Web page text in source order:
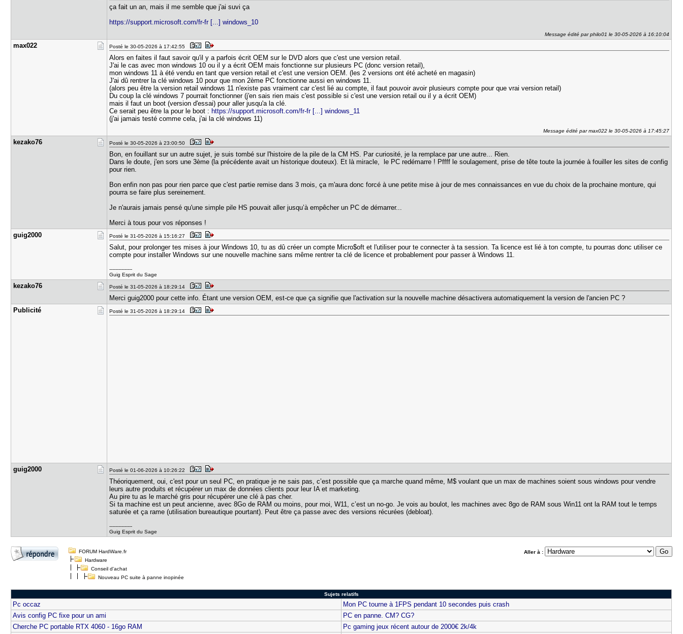
ça fait un an, mais il me semble que j'ai suvi ça
https://support.microsoft.com/fr-fr [...] windows_10
Message édité par philo01 le 30-05-2026 à 16:10:04
max022 Posté le 30-05-2026 à 17:42:55
Alors en faites il faut savoir qu'il y a parfois écrit OEM sur le DVD alors que c'est une version retail.
J'ai le cas avec mon windows 10 ou il y a écrit OEM mais fonctionne sur plusieurs PC (donc version retail),
mon windows 11 à été vendu en tant que version retail et c'est une version OEM. (les 2 versions ont été acheté en magasin)
J'ai dû rentrer la clé windows 10 pour que mon 2ème PC fonctionne aussi en windows 11.
(alors peu être la version retail windows 11 n'existe pas vraiment car c'est lié au compte, il faut pouvoir avoir plusieurs compte pour que vrai version retail)
Du coup la clé windows 7 pourrait fonctionner (j'en sais rien mais c'est possible si c'est une version retail ou il y a écrit OEM)
mais il faut un boot (version d'essai) pour aller jusqu'a la clé.
Ce serait peu être la pour le boot : https://support.microsoft.com/fr-fr [...] windows_11
(j'ai jamais testé comme cela, j'ai la clé windows 11)
Message édité par max022 le 30-05-2026 à 17:45:27
kezako76 Posté le 30-05-2026 à 23:00:50
Bon, en fouillant sur un autre sujet, je suis tombé sur l'histoire de la pile de la CM HS. Par curiosité, je la remplace par une autre... Rien.
Dans le doute, j'en sors une 3ème (la précédente avait un historique douteux). Et là miracle, le PC redémarre ! Pffff le soulagement, prise de tête toute la journée à fouiller les sites de config
pour rien.
Bon enfin non pas pour rien parce que c'est partie remise dans 3 mois, ça m'aura donc forcé à une petite mise à jour de mes connaissances en vue du choix de la prochaine monture, qui
pourra se faire plus sereinement.
Je n'aurais jamais pensé qu'une simple pile HS pouvait aller jusqu’à empêcher un PC de démarrer...
Merci à tous pour vos réponses !
guig2000
Posté le 31-05-2026 à 15:16:27
Salut, pour prolonger tes mises à jour Windows 10, tu as dû créer un compte Micro$oft et l'utiliser pour te connecter à ta session. Ta licence est lié à ton compte, tu pourras donc utiliser ce
compte pour installer Windows sur une nouvelle machine sans même rentrer ta clé de licence et probablement pour passer à Windows 11.
---------------
Guig Esprit du Sage
kezako76 Posté le 31-05-2026 à 18:29:14
Merci guig2000 pour cette info. Étant une version OEM, est-ce que ça signifie que l'activation sur la nouvelle machine désactivera automatiquement la version de l'ancien PC ?
Publicité
Posté le 31-05-2026 à 18:29:14
guig2000 Posté le 01-06-2026 à 10:26:22
Théoriquement, oui, c'est pour un seul PC, en pratique je ne sais pas, c’est possible que ça marche quand même, M$ voulant que un max de machines soient sous windows pour vendre
leurs autre produits et récupérer un max de données clients pour leur IA et marketing.
Au pire tu as le marché gris pour récupérer une clé à pas cher.
Si ta machine est un peut ancienne, avec 8Go de RAM ou moins, pour moi, W11, c’est un no-go. Je vois au boulot, les machines avec 8go de RAM sous Win11 ont la RAM tout le temps
saturée et ça rame (utilisation bureautique pourtant). Peut être ça passe avec des versions récurées (debloat).
---------------
Guig Esprit du Sage
Aller à :
FORUM HardWare.fr
Hardware
Conseil d'achat
Nouveau PC suite à panne inopinée
Sujets relatifs
Pc occaz
Mon PC tourne à 1FPS pendant 10 secondes puis crash
Avis config PC fixe pour un ami
PC en panne. CM? CG?
Cherche PC portable RTX 4060 - 16go RAM
Pc gaming jeux récent autour de 2000€ 2k/4k